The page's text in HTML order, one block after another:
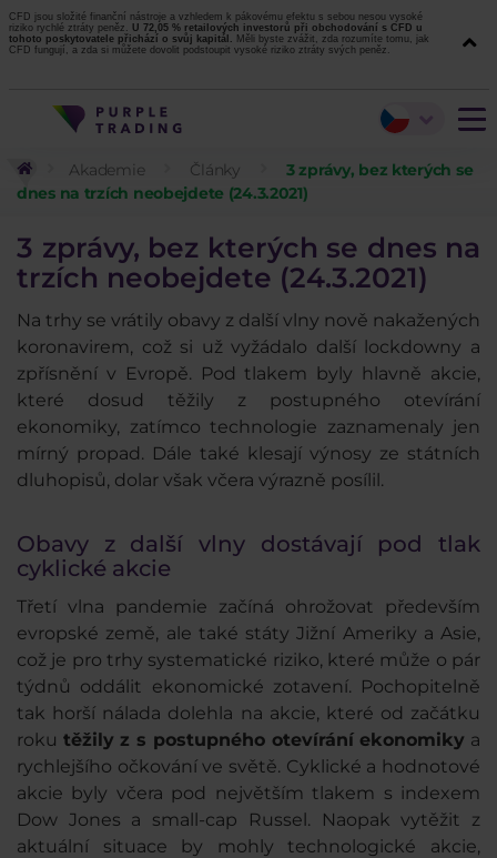
CFD jsou složité finanční nástroje a vzhledem k pákovému efektu s sebou nesou vysoké
riziko rychlé ztráty peněz. U 72,05 % retailových investorů při obchodování s CFD u
tohoto poskytovatele přichází o svůj kapitál. Měli byste zvážit, zda rozumíte tomu, jak
CFD fungují, a zda si můžete dovolit podstoupit vysoké riziko ztráty svých peněz.
Akademie Články
3 zprávy, bez kterých se
dnes na trzích neobejdete (24.3.2021)
3 zprávy, bez kterých se dnes na
trzích neobejdete (24.3.2021)
Na trhy se vrátily obavy z další vlny nově nakažených
koronavirem, což si už vyžádalo další lockdowny a
zpřísnění v Evropě. Pod tlakem byly hlavně akcie,
které dosud těžily z postupného otevírání
ekonomiky, zatímco technologie zaznamenaly jen
mírný propad. Dále také klesají výnosy ze státních
dluhopisů, dolar však včera výrazně posílil.
Obavy z další vlny dostávají pod tlak
cyklické akcie
Třetí vlna pandemie začíná ohrožovat především
evropské země, ale také státy Jižní Ameriky a Asie,
což je pro trhy systematické riziko, které může o pár
týdnů oddálit ekonomické zotavení. Pochopitelně
tak horší nálada dolehla na akcie, které od začátku
roku těžily z s postupného otevírání ekonomiky a
rychlejšího očkování ve světě. Cyklické a hodnotové
akcie byly včera pod největším tlakem s indexem
Dow Jones a small-cap Russel. Naopak vytěžit z
aktuální situace by mohly technologické akcie,